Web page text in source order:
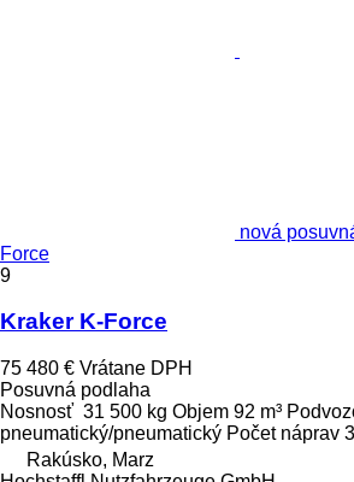
nová
Force
9
Kraker K-Force
75 480 € Vrátane DPH
Posuvná podlaha
Nosnosť 31 500 kg Objem 92 m³
pneumatický/pneumatický Počet náprav 3
Rakúsko, Marz